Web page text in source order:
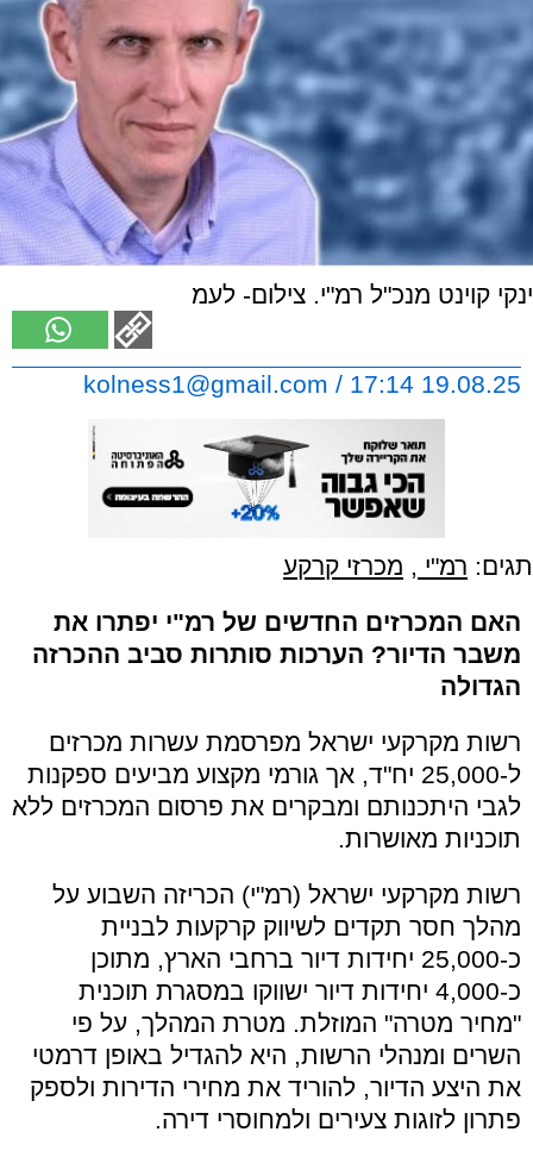
ינקי קוינט מנכ"ל רמ"י. צילום- לעמ
kolness1@gmail.com / 17:14 19.08.25
תגים: רמ"י , מכרזי קרקע
האם המכרזים החדשים של רמ"י יפתרו את
משבר הדיור? הערכות סותרות סביב ההכרזה
הגדולה
רשות מקרקעי ישראל מפרסמת עשרות מכרזים
ל-25,000 יח"ד, אך גורמי מקצוע מביעים ספקנות
לגבי היתכנותם ומבקרים את פרסום המכרזים ללא
תוכניות מאושרות.
רשות מקרקעי ישראל (רמ"י) הכריזה השבוע על
מהלך חסר תקדים לשיווק קרקעות לבניית
כ-25,000 יחידות דיור ברחבי הארץ, מתוכן
כ-4,000 יחידות דיור ישווקו במסגרת תוכנית
"מחיר מטרה" המוזלת. מטרת המהלך, על פי
השרים ומנהלי הרשות, היא להגדיל באופן דרמטי
את היצע הדיור, להוריד את מחירי הדירות ולספק
פתרון לזוגות צעירים ולמחוסרי דירה.